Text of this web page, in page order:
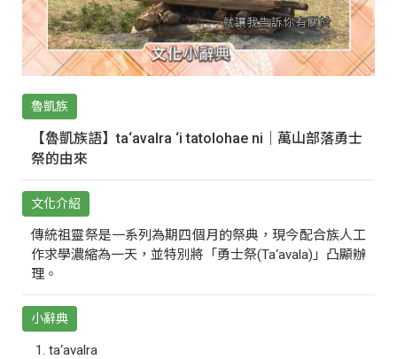
魯凱族
【魯凱族語】ta‘avalra ‘i tatolohae ni｜萬山部落勇士
祭的由來
文化介紹
傳統祖靈祭是一系列為期四個月的祭典，現今配合族人工
作求學濃縮為一天，並特別將「勇士祭(Ta‘avala)」凸顯辦
理。
小辭典
ta‘avalra